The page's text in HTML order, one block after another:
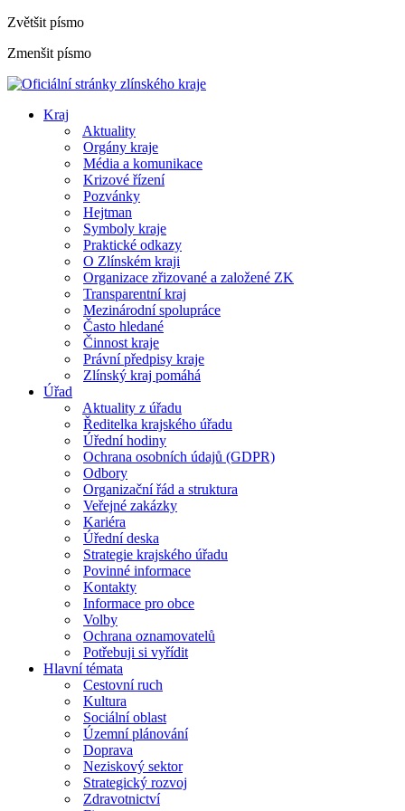
Zvětšit písmo
Zmenšit písmo
Kraj
Aktuality
Orgány kraje
Média a komunikace
Krizové řízení
Pozvánky
Hejtman
Symboly kraje
Praktické odkazy
O Zlínském kraji
Organizace zřizované a založené ZK
Transparentní kraj
Mezinárodní spolupráce
Často hledané
Činnost kraje
Právní předpisy kraje
Zlínský kraj pomáhá
Úřad
Aktuality z úřadu
Ředitelka krajského úřadu
Úřední hodiny
Ochrana osobních údajů (GDPR)
Odbory
Organizační řád a struktura
Veřejné zakázky
Kariéra
Úřední deska
Strategie krajského úřadu
Povinné informace
Kontakty
Informace pro obce
Volby
Ochrana oznamovatelů
Potřebuji si vyřídit
Hlavní témata
Cestovní ruch
Kultura
Sociální oblast
Územní plánování
Doprava
Neziskový sektor
Strategický rozvoj
Zdravotnictví